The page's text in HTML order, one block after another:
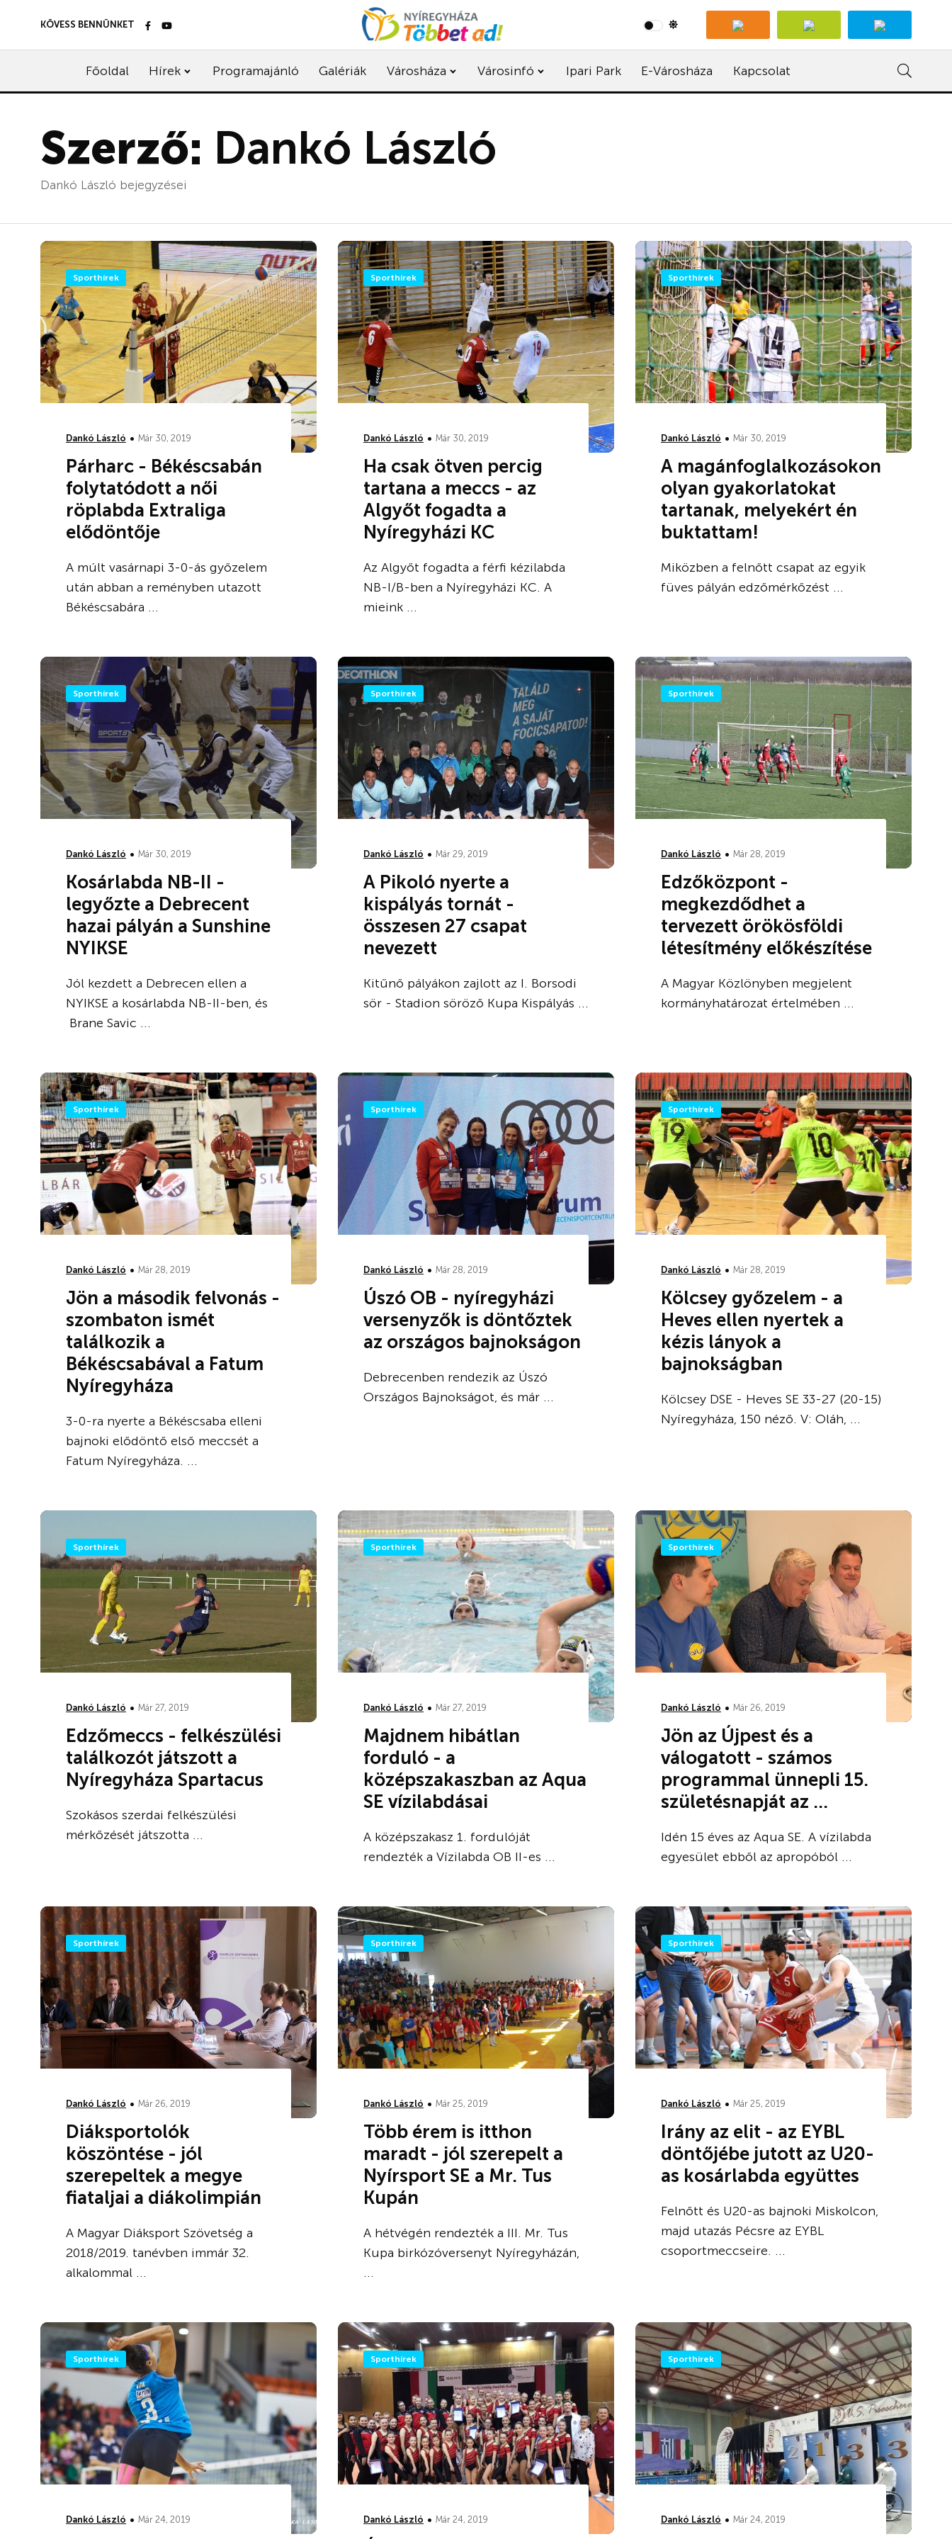
KÖVESS BENNÜNKET
Főoldal Hírek Programajánló Galériák Városháza Városinfó Ipari Park E-Városháza Kapcsolat
Szerző: Dankó László
Dankó László bejegyzései
Sporthírek
Dankó László • Már 30, 2019
Párharc - Békéscsabán
folytatódott a női
röplabda Extraliga
elődöntője
A múlt vasárnapi 3-0-ás győzelem
után abban a reményben utazott
Békéscsabára ...
Sporthírek
Dankó László • Már 30, 2019
Ha csak ötven percig
tartana a meccs - az
Algyőt fogadta a
Nyíregyházi KC
Az Algyőt fogadta a férfi kézilabda
NB-I/B-ben a Nyíregyházi KC. A
mieink ...
Sporthírek
Dankó László • Már 30, 2019
A magánfoglalkozásokon
olyan gyakorlatokat
tartanak, melyekért én
buktattam!
Miközben a felnőtt csapat az egyik
füves pályán edzőmérkőzést ...
Sporthírek
Dankó László • Már 30, 2019
Kosárlabda NB-II -
legyőzte a Debrecent
hazai pályán a Sunshine
NYIKSE
Jól kezdett a Debrecen ellen a
NYIKSE a kosárlabda NB-II-ben, és
Brane Savic ...
Sporthírek
Dankó László • Már 29, 2019
A Pikoló nyerte a
kispályás tornát -
összesen 27 csapat
nevezett
Kitűnő pályákon zajlott az I. Borsodi
sör - Stadion söröző Kupa Kispályás ...
Sporthírek
Dankó László • Már 28, 2019
Edzőközpont -
megkezdődhet a
tervezett örökösföldi
létesítmény előkészítése
A Magyar Közlönyben megjelent
kormányhatározat értelmében ...
Sporthírek
Dankó László • Már 28, 2019
Jön a második felvonás -
szombaton ismét
találkozik a
Békéscsabával a Fatum
Nyíregyháza
3-0-ra nyerte a Békéscsaba elleni
bajnoki elődöntő első meccsét a
Fatum Nyíregyháza. ...
Sporthírek
Dankó László • Már 28, 2019
Úszó OB - nyíregyházi
versenyzők is döntőztek
az országos bajnokságon
Debrecenben rendezik az Úszó
Országos Bajnokságot, és már ...
Sporthírek
Dankó László • Már 28, 2019
Kölcsey győzelem - a
Heves ellen nyertek a
kézis lányok a
bajnokságban
Kölcsey DSE - Heves SE 33-27 (20-15)
Nyíregyháza, 150 néző. V: Oláh, ...
Sporthírek
Dankó László • Már 27, 2019
Edzőmeccs - felkészülési
találkozót játszott a
Nyíregyháza Spartacus
Szokásos szerdai felkészülési
mérkőzését játszotta ...
Sporthírek
Dankó László • Már 27, 2019
Majdnem hibátlan
forduló - a
középszakaszban az Aqua
SE vízilabdásai
A középszakasz 1. fordulóját
rendezték a Vízilabda OB II-es ...
Sporthírek
Dankó László • Már 26, 2019
Jön az Újpest és a
válogatott - számos
programmal ünnepli 15.
születésnapját az ...
Idén 15 éves az Aqua SE. A vízilabda
egyesület ebből az apropóból ...
Sporthírek
Dankó László • Már 26, 2019
Diáksportolók
köszöntése - jól
szerepeltek a megye
fiataljai a diákolimpián
A Magyar Diáksport Szövetség a
2018/2019. tanévben immár 32.
alkalommal ...
Sporthírek
Dankó László • Már 25, 2019
Több érem is itthon
maradt - jól szerepelt a
Nyírsport SE a Mr. Tus
Kupán
A hétvégén rendezték a III. Mr. Tus
Kupa birkózóversenyt Nyíregyházán,
...
Sporthírek
Dankó László • Már 25, 2019
Irány az elit - az EYBL
döntőjébe jutott az U20-
as kosárlabda együttes
Felnőtt és U20-as bajnoki Miskolcon,
majd utazás Pécsre az EYBL
csoportmeccseire. ...
Sporthírek
Dankó László • Már 24, 2019
Sporthírek
Dankó László • Már 24, 2019
Sporthírek
Dankó László • Már 24, 2019